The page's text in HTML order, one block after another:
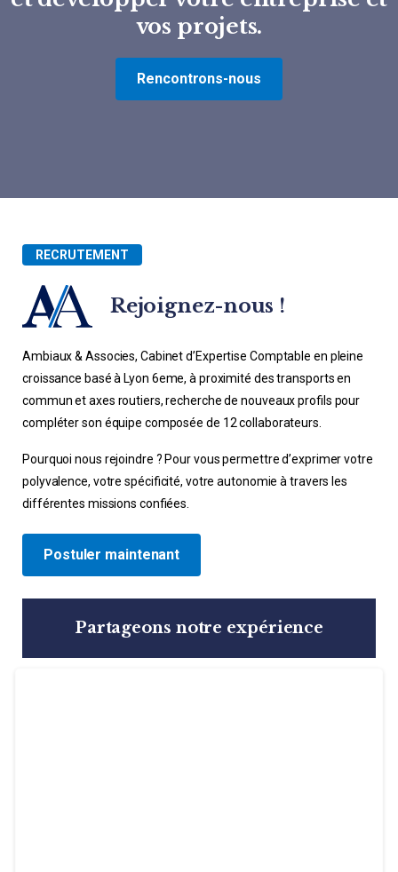
vos projets.
Rencontrons-nous
Partageons notre expérience
RECRUTEMENT
Rejoignez-nous !
Ambiaux & Associes, Cabinet d’Expertise Comptable en pleine
croissance basé à Lyon 6eme, à proximité des transports en
commun et axes routiers, recherche de nouveaux profils pour
compléter son équipe composée de 12 collaborateurs.
Pourquoi nous rejoindre ? Pour vous permettre d’exprimer votre
polyvalence, votre spécificité, votre autonomie à travers les
différentes missions confiées.
Postuler maintenant